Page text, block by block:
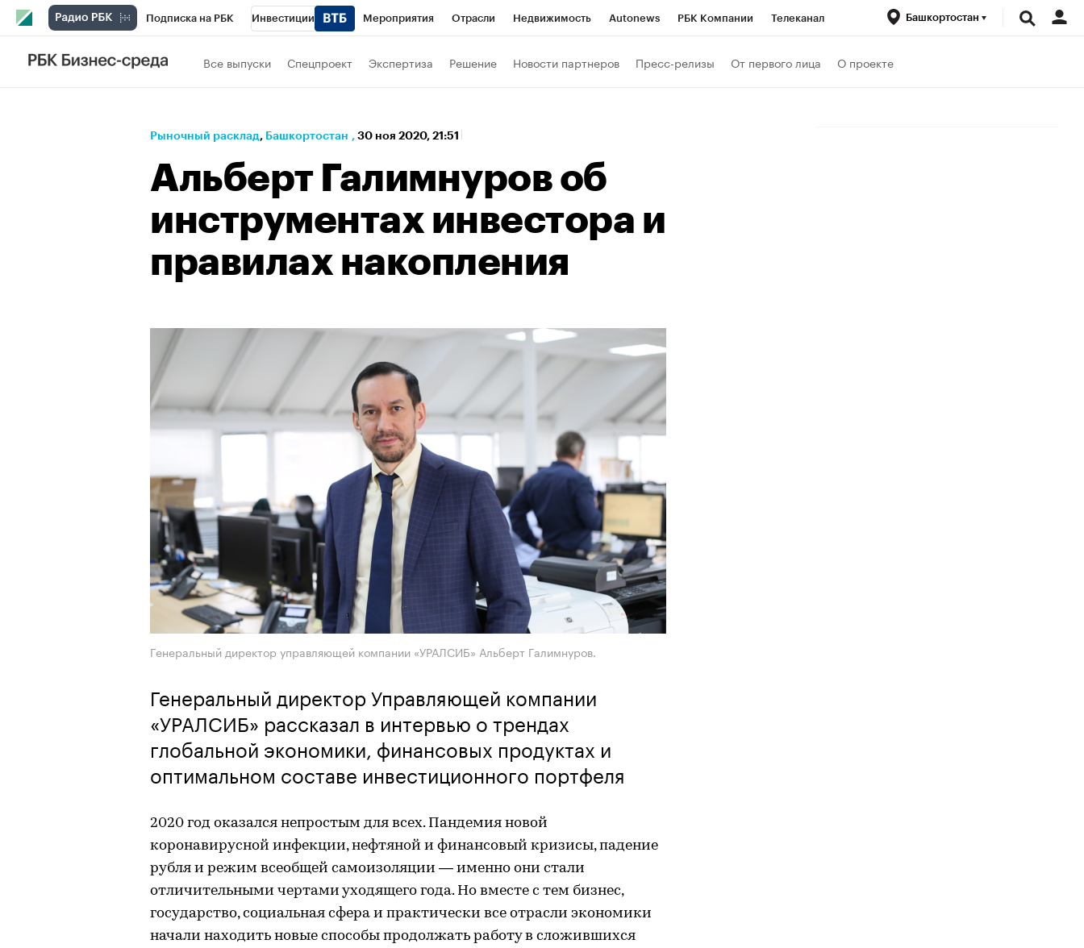
Подписка на РБК Инвестиции Мероприятия Отрасли Недвижимость Autonews РБК Компании Телеканал
РБК Вино
Политика Экономика Бизнес Рынок наличной валюты
Башкортостан
Все выпуски Спецпроект Экспертиза Решение Новости партнеров Пресс-релизы От первого лица О проекте
Рыночный расклад⁠, Башкортостан , 30 ноя 2020, 21:51
Альберт Галимнуров об
инструментах инвестора и
правилах накопления
Генеральный директор управляющей компании «УРАЛСИБ» Альберт Галимнуров.
Генеральный директор Управляющей компании
«УРАЛСИБ» рассказал в интервью о трендах
глобальной экономики, финансовых продуктах и
оптимальном составе инвестиционного портфеля
2020 год оказался непростым для всех. Пандемия новой
коронавирусной инфекции, нефтяной и финансовый кризисы, падение
рубля и режим всеобщей самоизоляции — именно они стали
отличительными чертами уходящего года. Но вместе с тем бизнес,
государство, социальная сфера и практически все отрасли экономики
начали находить новые способы продолжать работу в сложившихся